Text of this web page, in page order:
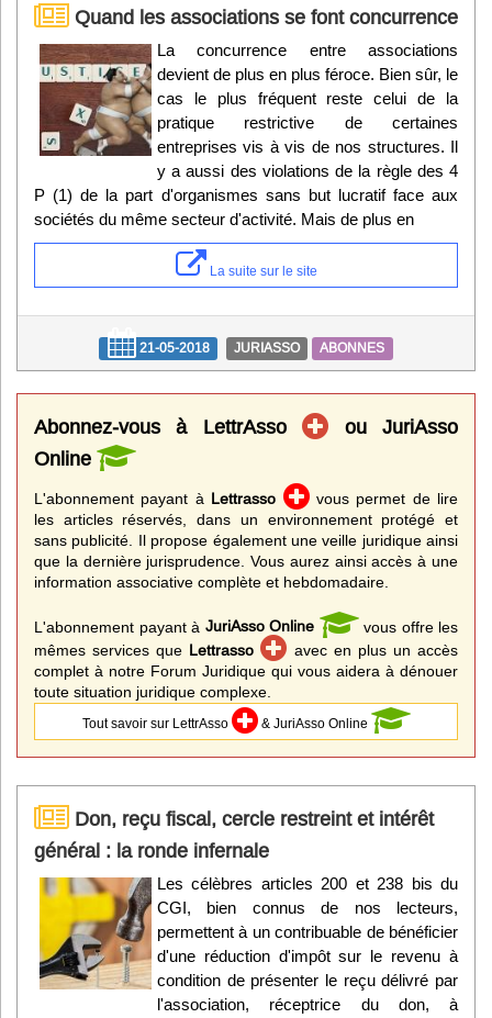
Quand les associations se font concurrence
La concurrence entre associations
devient de plus en plus féroce. Bien sûr, le
cas le plus fréquent reste celui de la
pratique restrictive de certaines
entreprises vis à vis de nos structures. Il
y a aussi des violations de la règle des 4
P (1) de la part d'organismes sans but lucratif face aux
sociétés du même secteur d'activité. Mais de plus en
La suite sur le site
21-05-2018 JURIASSO ABONNES
Abonnez-vous à LettrAsso
ou JuriAsso
Online
L'abonnement payant à Lettrasso
vous permet de lire
les articles réservés, dans un environnement protégé et
sans publicité. Il propose également une veille juridique ainsi
que la dernière jurisprudence. Vous aurez ainsi accès à une
information associative complète et hebdomadaire.
L'abonnement payant à JuriAsso Online
vous offre les
mêmes services que Lettrasso
avec en plus un accès
complet à notre Forum Juridique qui vous aidera à dénouer
toute situation juridique complexe.
Tout savoir sur LettrAsso & JuriAsso Online
Don, reçu fiscal, cercle restreint et intérêt
général : la ronde infernale
Les célèbres articles 200 et 238 bis du
CGI, bien connus de nos lecteurs,
permettent à un contribuable de bénéficier
d'une réduction d'impôt sur le revenu à
condition de présenter le reçu délivré par
l'association, réceptrice du don, à